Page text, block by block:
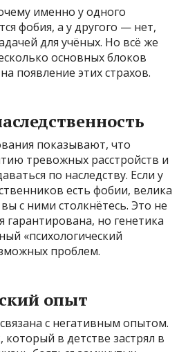
именно у одного
фобия, а у другого — нет,
для учёных. Но всё же
основных блоков
появление этих страхов.
показывают, что
тревожных расстройств и
по наследству. Если у
есть фобии, велика
с ними столкнётесь. Это не
гарантирована, но генетика
«психологический
проблем.
опыт
с негативным опытом.
в детстве застрял в